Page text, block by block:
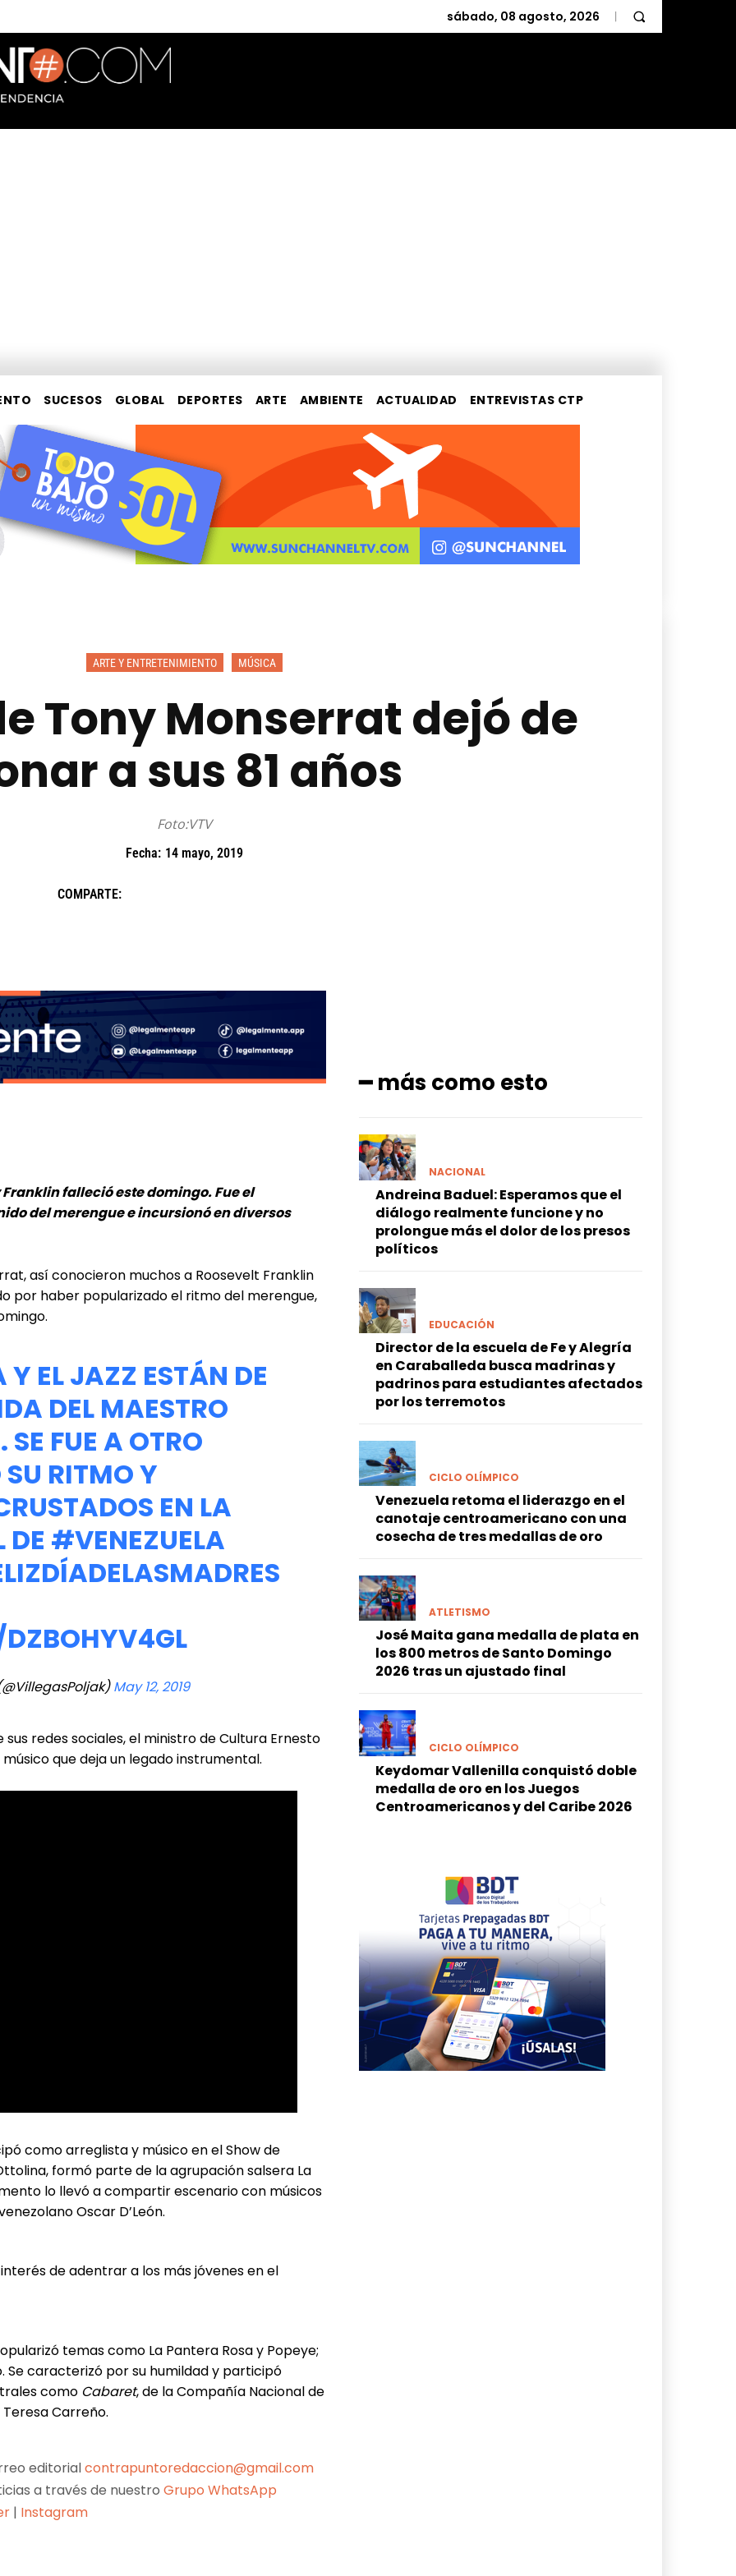
sábado, 08 agosto, 2026
SUCESOS GLOBAL DEPORTES ARTE AMBIENTE ACTUALIDAD ENTREVISTAS CTP
ARTE Y ENTRETENIMIENTO MÚSICA
Tony Monserrat dejó de
a sus 81 años
Foto:VTV
Fecha: 14 mayo, 2019
COMPARTE:
falleció este domingo. Fue el
del merengue e incursionó en diversos
así conocieron muchos a Roosevelt Franklin
por haber popularizado el ritmo del merengue,
EL JAZZ ESTÁN DE
DEL MAESTRO
FUE A OTRO
RITMO Y
EN LA
DE #VENEZUELA
May 12, 2019
redes sociales, el ministro de Cultura Ernesto
que deja un legado instrumental.
como arreglista y músico en el Show de
formó parte de la agrupación salsera La
lo llevó a compartir escenario con músicos
Oscar D’León.
de adentrar a los más jóvenes en el
temas como La Pantera Rosa y Popeye;
Se caracterizó por su humildad y participó
como Cabaret, de la Compañía Nacional de
Carreño.
editorialcontrapuntoredaccion@gmail.com
a través de nuestroGrupo WhatsApp
| Instagram
━ más como esto
NACIONAL
Andreina Baduel: Esperamos que el
diálogo realmente funcione y no
prolongue más el dolor de los presos
políticos
EDUCACIÓN
Director de la escuela de Fe y Alegría
en Caraballeda busca madrinas y
padrinos para estudiantes afectados
por los terremotos
CICLO OLÍMPICO
Venezuela retoma el liderazgo en el
canotaje centroamericano con una
cosecha de tres medallas de oro
ATLETISMO
José Maita gana medalla de plata en
los 800 metros de Santo Domingo
2026 tras un ajustado final
CICLO OLÍMPICO
Keydomar Vallenilla conquistó doble
medalla de oro en los Juegos
Centroamericanos y del Caribe 2026